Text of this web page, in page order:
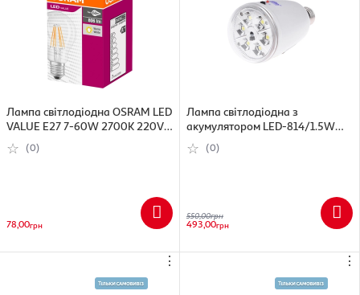
Лампа світлодіодна OSRAM LED
VALUE E27 7-60W 2700K 220V
A60 FILAMENT
(0)
78,00грн
Лампа світлодіодна з
акумулятором LED-814/1.5W
E276 pcs DC4V
(0)
550,00грн
493,00грн
⋮ ⋮